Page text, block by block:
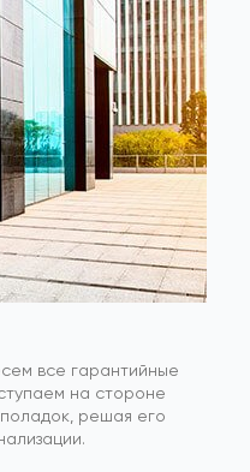
все гарантийные
на стороне
решая его